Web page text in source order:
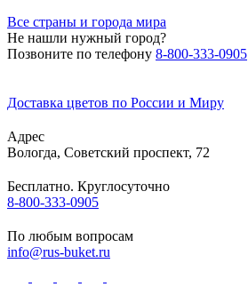
Все страны и города мира
Не нашли нужный город?
Позвоните по телефону 8-800-333-0905
Доставка цветов по России и Миру
Адрес
Вологда, Советский проспект, 72
Бесплатно. Круглосуточно
8-800-333-0905
По любым вопросам
info@rus-buket.ru